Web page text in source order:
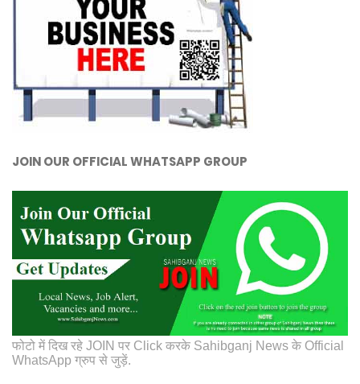
JOIN OUR OFFICIAL WHATSAPP GROUP
फोटो में दिख रहे JOIN पर Click करके Sahibganj News के Official
WhatsApp ग्रुप से जुड़ें.